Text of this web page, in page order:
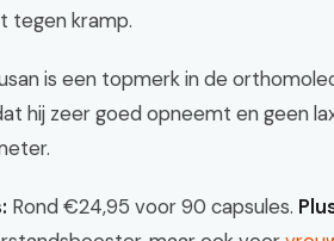
tegen kramp.
is een topmerk in de
hij zeer goed opneemt en geen
Rond €24,95 voor 90 capsules.